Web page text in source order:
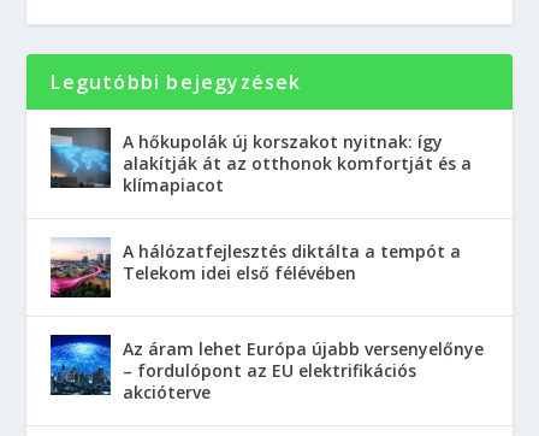
Legutóbbi bejegyzések
A hőkupolák új korszakot nyitnak: így
alakítják át az otthonok komfortját és a
klímapiacot
A hálózatfejlesztés diktálta a tempót a
Telekom idei első félévében
Az áram lehet Európa újabb versenyelőnye
– fordulópont az EU elektrifikációs
akcióterve